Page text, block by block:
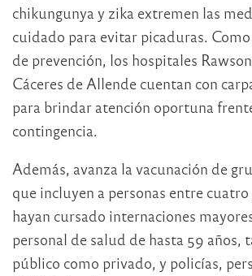
chikungunya y zika extremen las
cuidado para evitar picaduras.
de prevención, los hospitales
Cáceres de Allende cuentan con
para brindar atención oportuna
contingencia.
Además, avanza la vacunación de
que incluyen a personas entre
hayan cursado internaciones
personal de salud de hasta 59 años,
público como privado, y policías,